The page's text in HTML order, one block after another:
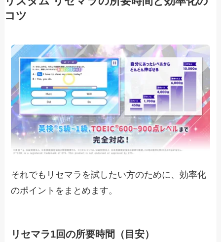
コツ
それでもリセマラを試したい方のために、効率化
のポイントをまとめます。
リセマラ1回の所要時間（目安）